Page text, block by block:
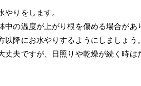
りをします。
中の温度が上がり根を傷める場合があ
降にお水やりするようにしましょう。
丈夫ですが、日照りや乾燥が続く時は